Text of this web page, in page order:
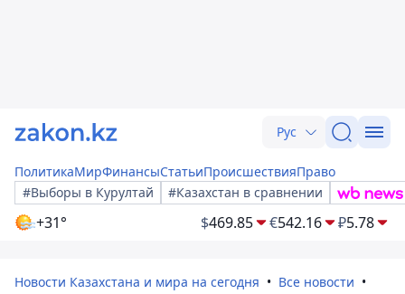
Рус
ПолитикаМирФинансыСтатьиПроисшествияПраво
#Выборы в Курултай
#Казахстан в сравнении
+31° $469.85 €542.16 ₽5.78
Новости Казахстана и мира на сегодня
Все новости